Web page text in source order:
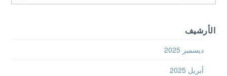
الأرشيف
ديسمبر 2025
أبريل 2025